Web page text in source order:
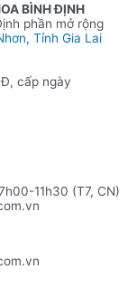
BÌNH ĐỊNH
phần mở rộng
Tỉnh Gia Lai
cấp ngày
11h30 (T7, CN)